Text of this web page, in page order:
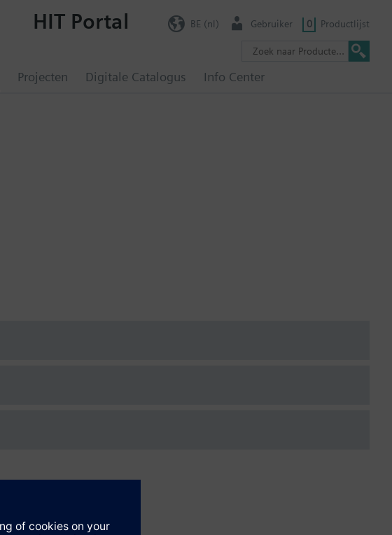
Projecten Digitale Catalogus Info Center
HIT Portal BE (nl) Gebruiker 0 Productlijst